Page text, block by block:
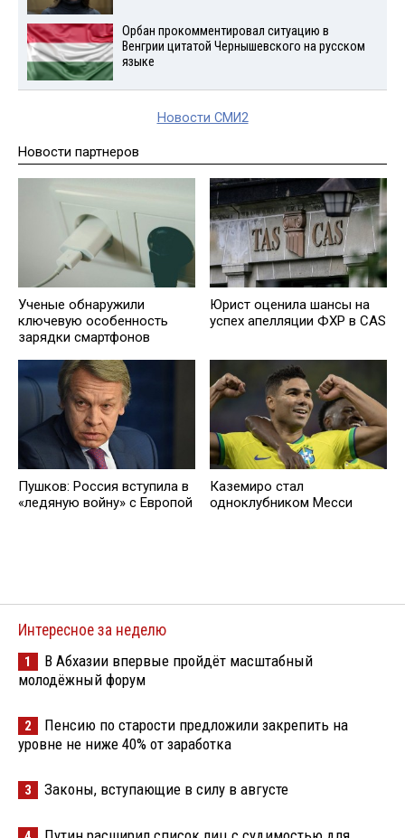
Орбан прокомментировал ситуацию в
Венгрии цитатой Чернышевского на русском
языке
Новости СМИ2
Новости партнеров
Ученые обнаружили
ключевую особенность
зарядки смартфонов
Юрист оценила шансы на
успех апелляции ФХР в CAS
Пушков: Россия вступила в
«ледяную войну» с Европой
Каземиро стал
одноклубником Месси
Интересное за неделю
1
В Абхазии впервые пройдёт масштабный
молодёжный форум
2
Пенсию по старости предложили закрепить на
уровне не ниже 40% от заработка
3 Законы, вступающие в силу в августе